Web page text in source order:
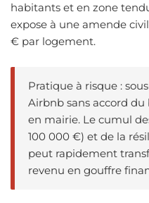
habitants et en zone
expose à une amende
€ par logement.
Pratique à risque :
Airbnb sans accord du
en mairie. Le cumul
100 000 €) et de la
peut rapidement
revenu en gouffre